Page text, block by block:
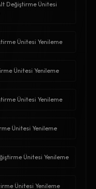
Değiştirme Ünitesi
Ünitesi Yenileme
Ünitesi Yenileme
Ünitesi Yenileme
Ünitesi Yenileme
Ünitesi Yenileme
Ünitesi Yenileme